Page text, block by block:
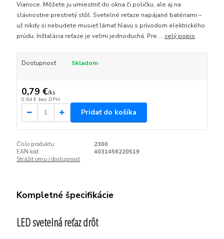
Vianoce. Môžete ju umiestniť do okna či poličku, ale aj na
slávnostne prestretý stôl. Svetelné reťaze napájané batériami –
už nikdy si nebudete musieť lámať hlavu s prívodom elektrického
prúdu. Inštalácia reťaze je veľmi jednoduchá. Pre ... celý popis
Dostupnosť Skladom
0,79 €/ks
0,64 € bez DPH
Pridať do košíka
Číslo produktu:
2300
EAN kód:
4031456220519
Strážiť cenu / dostupnosť
Kompletné špecifikácie
LED svetelná reťaz drôt